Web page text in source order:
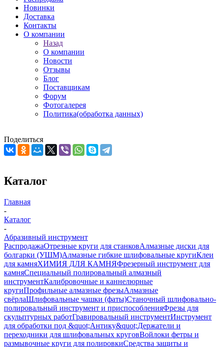
Новинки
Доставка
Контакты
О компании
Назад
О компании
Новости
Отзывы
Блог
Поставщикам
Форум
Фотогалерея
Политика(обработка данных)
Поделиться
Каталог
Главная
-
Каталог
-
Абразивный инструмент
РаспродажаОтрезные круги для станковАлмазные диски для
болгарки (УШМ)Алмазные гибкие шлифовальные кругиКлеи
для камняХИМИЯ ДЛЯ КАМНЯФрезерный инструмент для
камняСпециальный полировальный алмазный
инструментКалибровочные и каннелюрные
кругиПрофильные алмазные фрезыАлмазные
свёрлаШлифовальные чашки (фаты)Станочный шлифовально-
полировальный инструмент и приспособленияФрезы для
скульптурных работГравировальный инструментИнструмент
для обработки под &quot;Антику&quot;Держатели и
переходники для шлифовальных круговВойлоки фетры и
размывочные круги для полировкиСредства защиты и